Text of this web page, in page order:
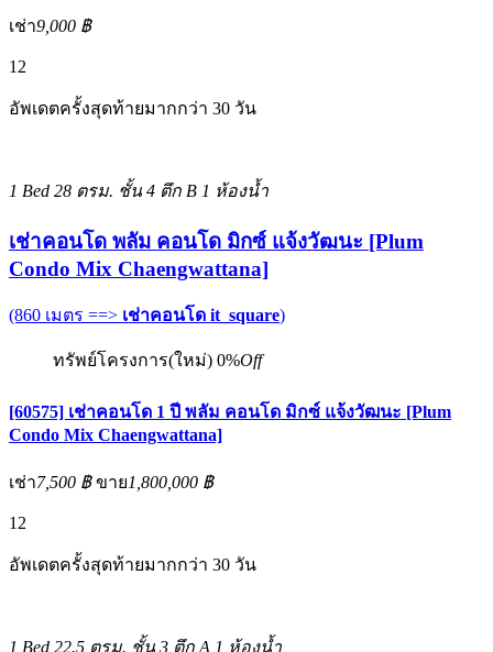
เช่า9,000 ฿
12
อัพเดตครั้งสุดท้ายมากกว่า 30 วัน
1 Bed 28 ตรม. ชั้น 4 ตึก B 1 ห้องน้ำ
เช่าคอนโด พลัม คอนโด มิกซ์ แจ้งวัฒนะ [Plum
Condo Mix Chaengwattana]
(860 เมตร ==> เช่าคอนโด it_square)
ทรัพย์โครงการ(ใหม่) 0%Off
[60575] เช่าคอนโด 1 ปี พลัม คอนโด มิกซ์ แจ้งวัฒนะ [Plum
Condo Mix Chaengwattana]
เช่า7,500 ฿ ขาย1,800,000 ฿
12
อัพเดตครั้งสุดท้ายมากกว่า 30 วัน
1 Bed 22.5 ตรม. ชั้น 3 ตึก A 1 ห้องน้ำ